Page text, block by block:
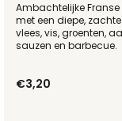
Ambachtelijke Franse
met een diepe,
vlees, vis, groenten,
sauzen en barbecue.
€3,20